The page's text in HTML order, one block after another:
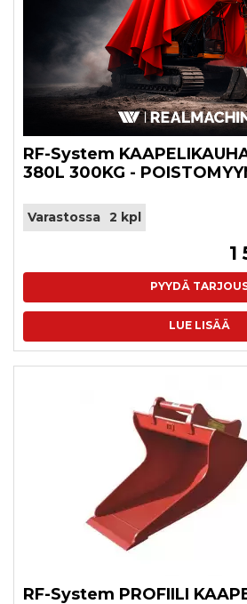
RF-System
380L 300KG -
Varastossa 2 kpl
1
PYYDÄ
LUE LISÄÄ
RF-System PROFIILI